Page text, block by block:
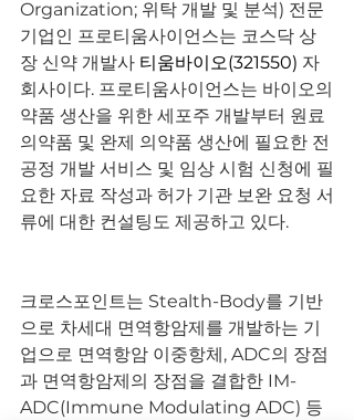
Organization; 위탁 개발 및 분석) 전문
기업인 프로티움사이언스는 코스닥 상
장 신약 개발사 티움바이오(321550) 자
회사이다. 프로티움사이언스는 바이오의
약품 생산을 위한 세포주 개발부터 원료
의약품 및 완제 의약품 생산에 필요한 전
공정 개발 서비스 및 임상 시험 신청에 필
요한 자료 작성과 허가 기관 보완 요청 서
류에 대한 컨설팅도 제공하고 있다.
크로스포인트는 Stealth-Body를 기반
으로 차세대 면역항암제를 개발하는 기
업으로 면역항암 이중항체, ADC의 장점
과 면역항암제의 장점을 결합한 IM-
ADC(Immune Modulating ADC) 등